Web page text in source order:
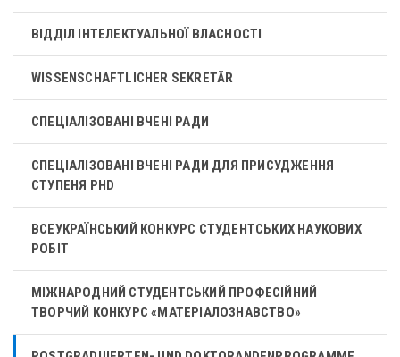
ВІДДІЛ ІНТЕЛЕКТУАЛЬНОЇ ВЛАСНОСТІ
WISSENSCHAFTLICHER SEKRETÄR
СПЕЦІАЛІЗОВАНІ ВЧЕНІ РАДИ
СПЕЦІАЛІЗОВАНІ ВЧЕНІ РАДИ ДЛЯ ПРИСУДЖЕННЯ
СТУПЕНЯ PHD
ВСЕУКРАЇНСЬКИЙ КОНКУРС СТУДЕНТСЬКИХ НАУКОВИХ
РОБІТ
МІЖНАРОДНИЙ СТУДЕНТСЬКИЙ ПРОФЕСІЙНИЙ
ТВОРЧИЙ КОНКУРС «МАТЕРІАЛОЗНАВСТВО»